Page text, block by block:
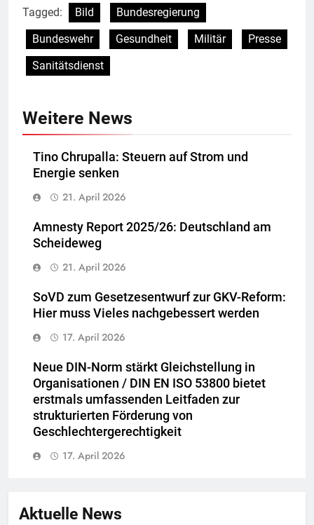
Tagged: Bild
Bundesregierung
Bundeswehr
Gesundheit Militär
Presse
Sanitätsdienst
Weitere News
Tino Chrupalla: Steuern auf Strom und
Energie senken
21. April 2026
Amnesty Report 2025/26: Deutschland am
Scheideweg
21. April 2026
SoVD zum Gesetzesentwurf zur GKV-Reform:
Hier muss Vieles nachgebessert werden
17. April 2026
Neue DIN-Norm stärkt Gleichstellung in
Organisationen / DIN EN ISO 53800 bietet
erstmals umfassenden Leitfaden zur
strukturierten Förderung von
Geschlechtergerechtigkeit
17. April 2026
Aktuelle News